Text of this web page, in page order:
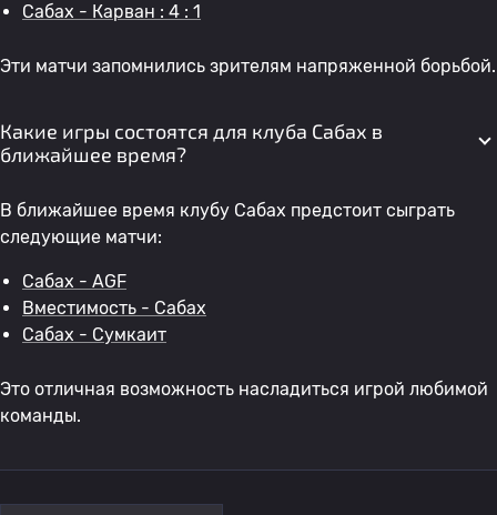
Сабах - Карван : 4 : 1
Эти матчи запомнились зрителям напряженной борьбой.
Какие игры состоятся для клуба Сабах в
ближайшее время?
В ближайшее время клубу Сабах предстоит сыграть
следующие матчи:
Сабах - AGF
Вместимость - Сабах
Сабах - Сумкаит
Это отличная возможность насладиться игрой любимой
команды.